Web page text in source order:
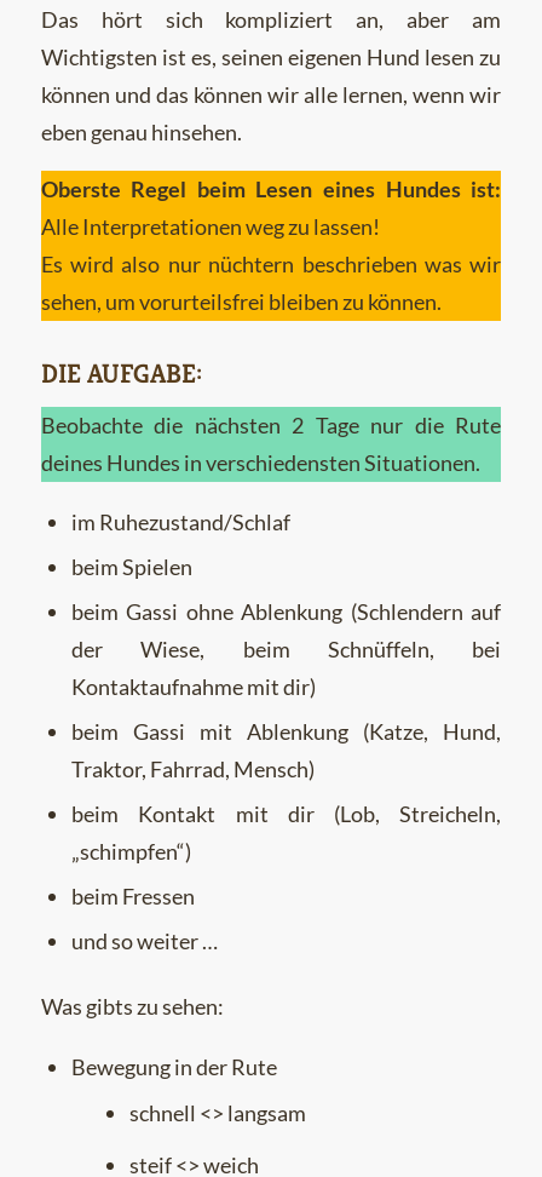
Das hört sich kompliziert an, aber am
Wichtigsten ist es, seinen eigenen Hund lesen zu
können und das können wir alle lernen, wenn wir
eben genau hinsehen.
Oberste Regel beim Lesen eines Hundes ist:
Alle Interpretationen weg zu lassen!
Es wird also nur nüchtern beschrieben was wir
sehen, um vorurteilsfrei bleiben zu können.
DIE AUFGABE:
Beobachte die nächsten 2 Tage nur die Rute
deines Hundes in verschiedensten Situationen.
im Ruhezustand/Schlaf
beim Spielen
beim Gassi ohne Ablenkung (Schlendern auf
der Wiese, beim Schnüffeln, bei
Kontaktaufnahme mit dir)
beim Gassi mit Ablenkung (Katze, Hund,
Traktor, Fahrrad, Mensch)
beim Kontakt mit dir (Lob, Streicheln,
„schimpfen“)
beim Fressen
und so weiter …
Was gibts zu sehen:
Bewegung in der Rute
schnell <> langsam
steif <> weich